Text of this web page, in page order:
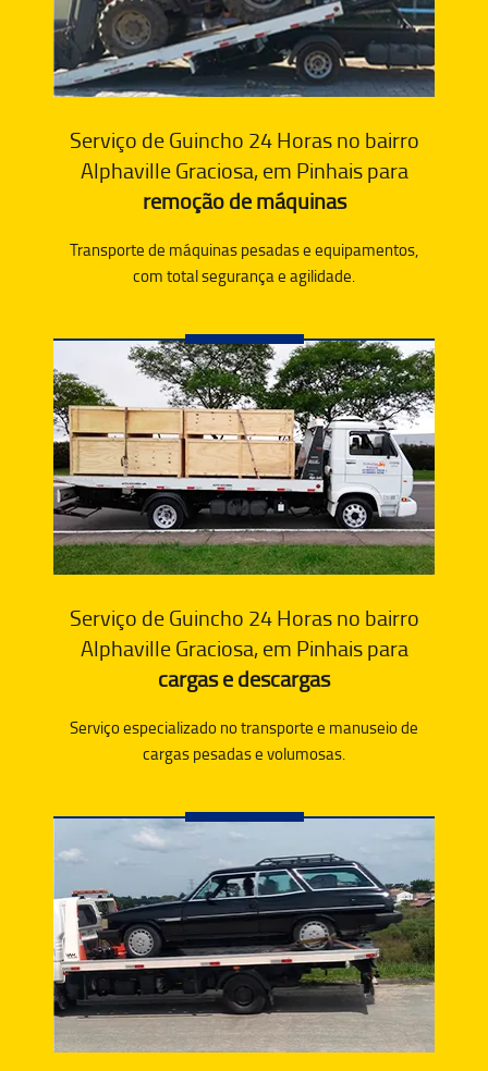
Serviço de Guincho 24 Horas no bairro
Alphaville Graciosa, em Pinhais para
remoção de máquinas
Transporte de máquinas pesadas e equipamentos,
com total segurança e agilidade.
Serviço de Guincho 24 Horas no bairro
Alphaville Graciosa, em Pinhais para
cargas e descargas
Serviço especializado no transporte e manuseio de
cargas pesadas e volumosas.